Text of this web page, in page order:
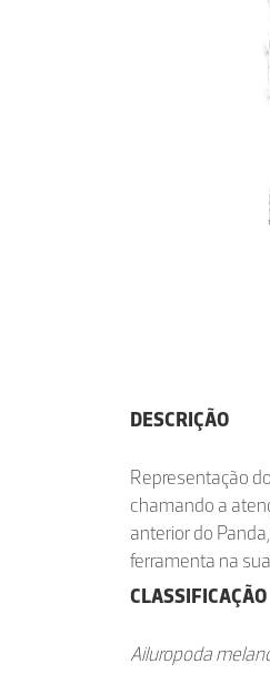
DESCRIÇÃO
Representação
chamando a
anterior do
ferramenta na
CLASSIFICAÇÃO
Ailuropoda